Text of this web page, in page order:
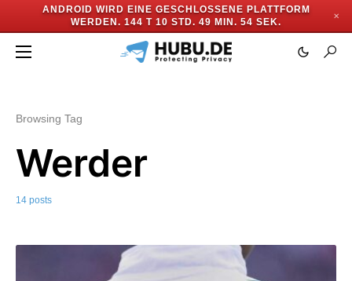
ANDROID WIRD EINE GESCHLOSSENE PLATTFORM
WERDEN. 144 T 10 STD. 49 MIN. 52 SEK.
✕
Browsing Tag
Werder
14 posts